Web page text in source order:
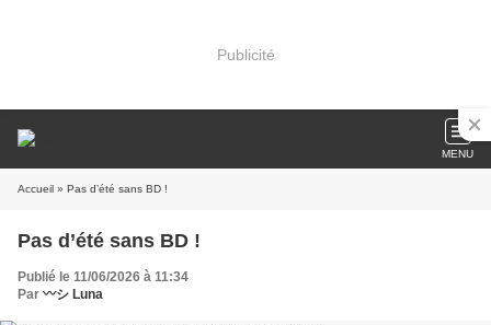
Publicité
MENU
Accueil » Pas d’été sans BD !
Pas d’été sans BD !
Publié le 11/06/2026 à 11:34
Par 〰️シ Luna